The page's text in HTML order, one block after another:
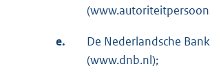
e.
De Nederlandsche
(www.dnb.nl);